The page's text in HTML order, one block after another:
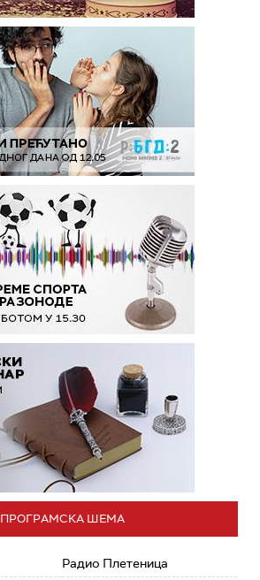
ПРОГРАМСКА ШЕМА
Радио Плетеница